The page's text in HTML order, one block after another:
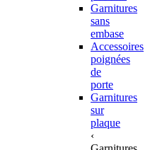
Garnitures
sans
embase
Accessoires
poignées
de
porte
Garnitures
sur
plaque
‹